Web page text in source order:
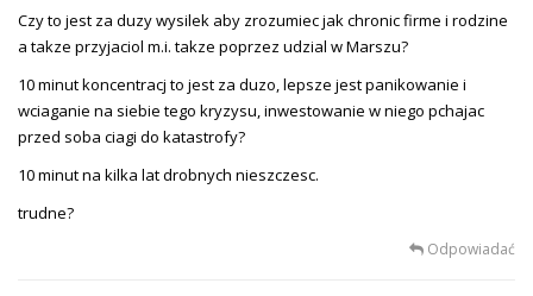
Czy to jest za duzy wysilek aby zrozumiec jak chronic firme i rodzine
a takze przyjaciol m.i. takze poprzez udzial w Marszu?
10 minut koncentracj to jest za duzo, lepsze jest panikowanie i
wciaganie na siebie tego kryzysu, inwestowanie w niego pchajac
przed soba ciagi do katastrofy?
10 minut na kilka lat drobnych nieszczesc.
trudne?
Odpowiadać